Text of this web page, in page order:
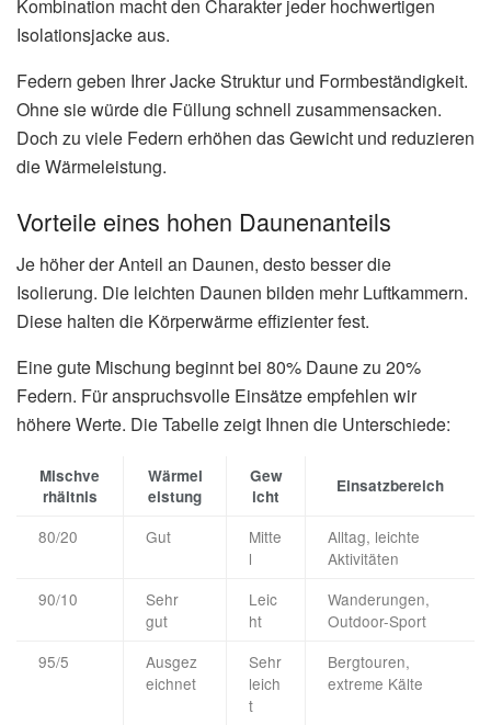
Kombination macht den Charakter jeder hochwertigen
Isolationsjacke aus.
Federn geben Ihrer Jacke Struktur und Formbeständigkeit.
Ohne sie würde die Füllung schnell zusammensacken.
Doch zu viele Federn erhöhen das Gewicht und reduzieren
die Wärmeleistung.
Vorteile eines hohen Daunenanteils
Je höher der Anteil an Daunen, desto besser die
Isolierung. Die leichten Daunen bilden mehr Luftkammern.
Diese halten die Körperwärme effizienter fest.
Eine gute Mischung beginnt bei 80% Daune zu 20%
Federn. Für anspruchsvolle Einsätze empfehlen wir
höhere Werte. Die Tabelle zeigt Ihnen die Unterschiede:
Mischve
rhältnis
Wärmel
eistung
Gew
icht
Einsatzbereich
80/20 Gut
Mitte
l
Alltag, leichte
Aktivitäten
90/10
Sehr
gut
Leic
ht
Wanderungen,
Outdoor-Sport
95/5
Ausgez
eichnet
Sehr
leich
t
Bergtouren,
extreme Kälte